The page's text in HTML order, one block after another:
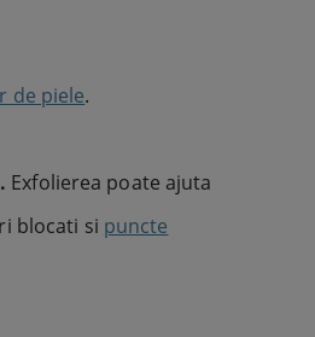
de piele.
Exfolierea poate ajuta
blocati si puncte